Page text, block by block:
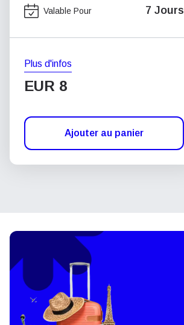
Valable Pour 7 Jours
Plus d'infos
EUR 8
Ajouter au panier